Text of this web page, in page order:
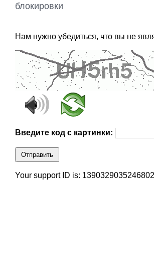
блокировки
Нам нужно убедиться, что вы не
Введите код с картинки:
Отправить
Your support ID is: